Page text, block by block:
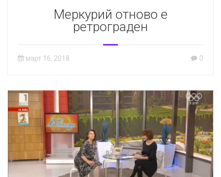
Меркурий отново е
ретрограден
март 16, 2018 0